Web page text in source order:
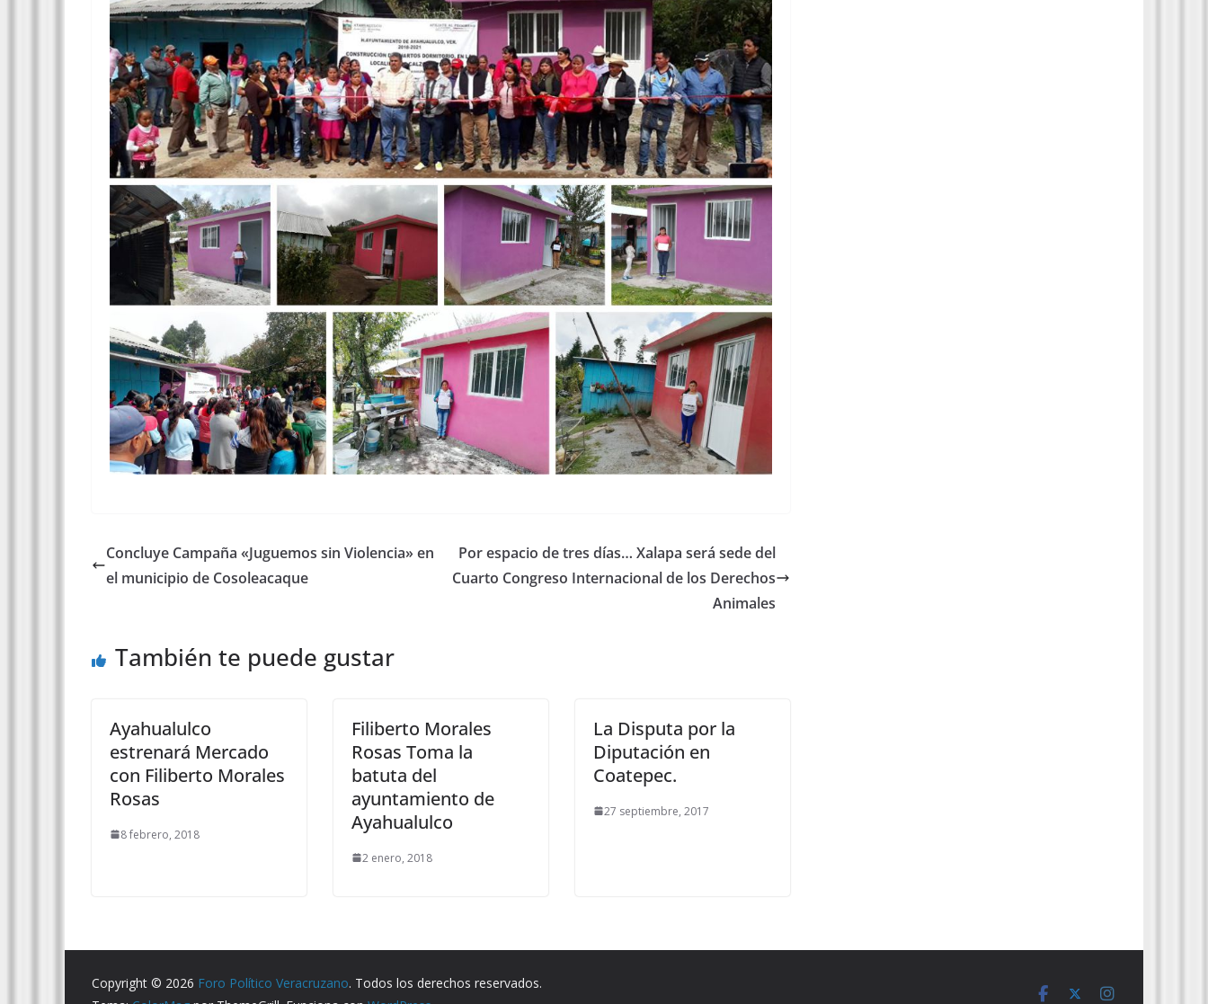
Concluye Campaña «Juguemos sin Violencia» en
el municipio de Cosoleacaque
Por espacio de tres días… Xalapa será sede del
Cuarto Congreso Internacional de los Derechos
Animales
También te puede gustar
Ayahualulco
estrenará Mercado
con Filiberto Morales
Rosas
8 febrero, 2018
Filiberto Morales
Rosas Toma la
batuta del
ayuntamiento de
Ayahualulco
2 enero, 2018
La Disputa por la
Diputación en
Coatepec.
27 septiembre, 2017
Copyright © 2026 Foro Político Veracruzano. Todos los derechos reservados.